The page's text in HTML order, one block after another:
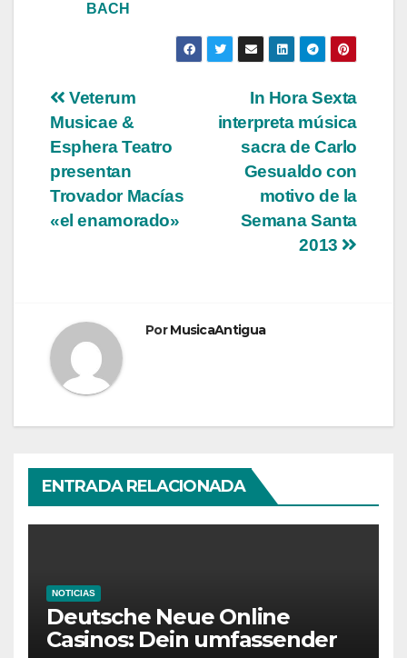
BACH
Navegación
de
entradas
In Hora Sexta
interpreta música
sacra de Carlo
Gesualdo con
motivo de la
Semana Santa
2013
Veterum
Musicae &
Esphera Teatro
presentan
Trovador Macías
«el enamorado»
PorMusicaAntigua
ENTRADA RELACIONADA
NOTICIAS
Deutsche Neue Online
Casinos: Dein umfassender